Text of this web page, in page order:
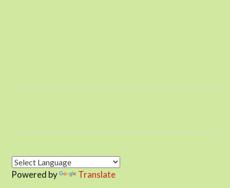
Powered by Translate